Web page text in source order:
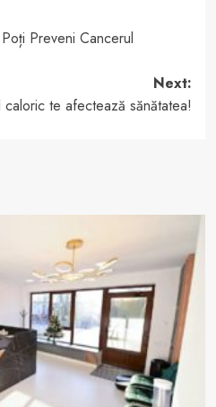
Preveni Cancerul
Next:
te afectează sănătatea!